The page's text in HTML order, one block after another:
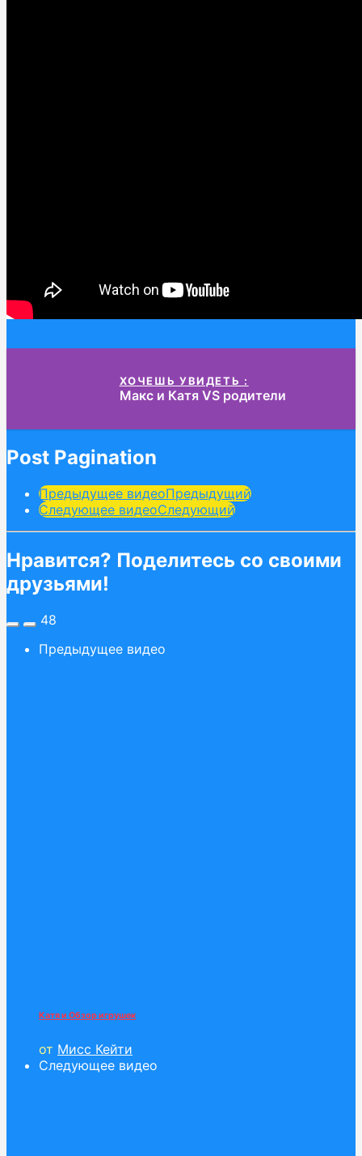
ХОЧЕШЬ УВИДЕТЬ :
Макс и Катя VS родители
Post Pagination
Предыдущее видеоПредыдущий
Следующее видеоСледующий
Нравится? Поделитесь со своими
друзьями!
48
Предыдущее видео
Катя и Обзор игрушек
от Мисс Кейти
Следующее видео